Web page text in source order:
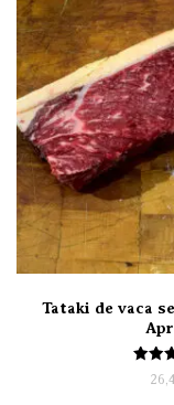
Tataki de vaca
con